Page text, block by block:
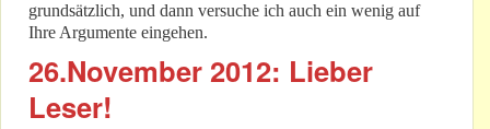
grundsätzlich, und dann versuche ich auch ein wenig auf
Ihre Argumente eingehen.
26.November 2012: Lieber
Leser!